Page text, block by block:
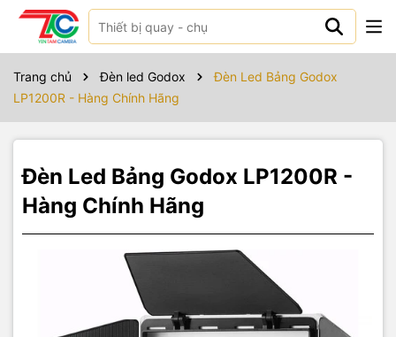
Trang chủ Đèn led Godox
Đèn Led Bảng Godox
LP1200R - Hàng Chính Hãng
Đèn Led Bảng Godox LP1200R -
Hàng Chính Hãng
Sản phẩm bao gồm
Thân đèn x 1
Túi đựng x 1